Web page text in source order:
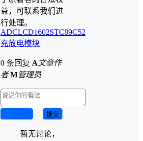
益，可联系我们进
行处理。
ADCLCD1602STC89C52
充放电模块
0 条回复 A 文章作
者 M管理员
提交
暂无讨论，